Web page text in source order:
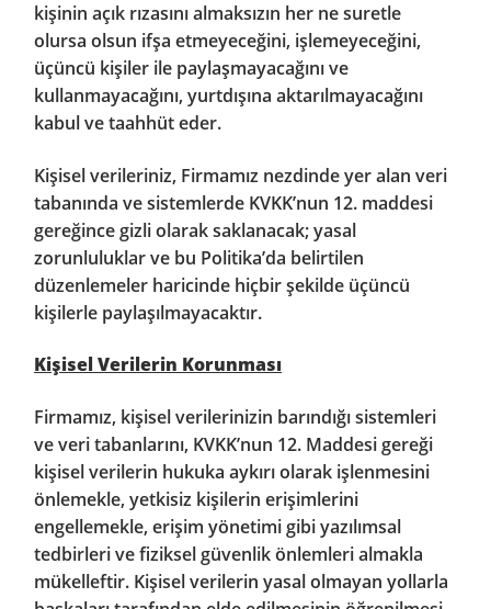
kişinin açık rızasını almaksızın her ne suretle
olursa olsun ifşa etmeyeceğini, işlemeyeceğini,
üçüncü kişiler ile paylaşmayacağını ve
kullanmayacağını, yurtdışına aktarılmayacağını
kabul ve taahhüt eder.
Kişisel verileriniz, Firmamız nezdinde yer alan veri
tabanında ve sistemlerde KVKK’nun 12. maddesi
gereğince gizli olarak saklanacak; yasal
zorunluluklar ve bu Politika’da belirtilen
düzenlemeler haricinde hiçbir şekilde üçüncü
kişilerle paylaşılmayacaktır.
Kişisel Verilerin Korunması
Firmamız, kişisel verilerinizin barındığı sistemleri
ve veri tabanlarını, KVKK’nun 12. Maddesi gereği
kişisel verilerin hukuka aykırı olarak işlenmesini
önlemekle, yetkisiz kişilerin erişimlerini
engellemekle, erişim yönetimi gibi yazılımsal
tedbirleri ve fiziksel güvenlik önlemleri almakla
mükelleftir. Kişisel verilerin yasal olmayan yollarla